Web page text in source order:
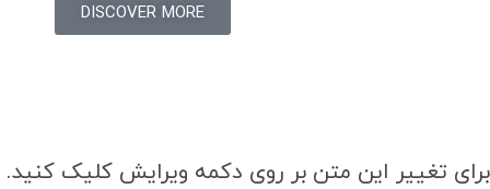
DISCOVER MORE
برای تغییر این متن بر روی دکمه ویرایش کلیک کنید.